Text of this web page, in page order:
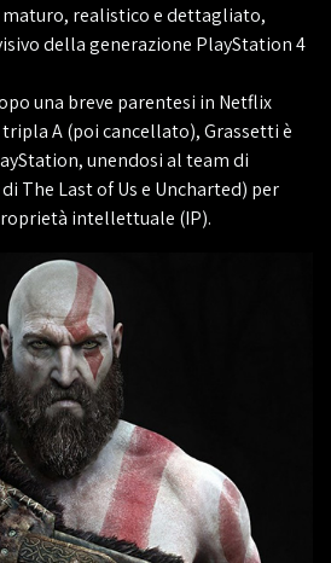
realistico e dettagliato,
della generazione PlayStation 4
una breve parentesi in Netflix
A (poi cancellato), Grassetti è
unendosi al team di
The Last of Us e Uncharted) per
intellettuale (IP).